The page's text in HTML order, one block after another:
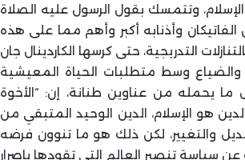
وتتمسك بقول الرسول عليه الصلاة
وأذنابه أكبر وأهم مما على هذه
التدريجية، حتى كرسها الكاردينال جان
والضياع وسط متطلبات الحياة المعيشية
ما يحمله من عناوين طنانة، إن: “الأخوة
هو الإسلام، الدين الوحيد المتبقي من
والتغيير، لكن ذلك هو ما تنوون فرضه
سياسة تنصير العالم التي تقودها بإصرار